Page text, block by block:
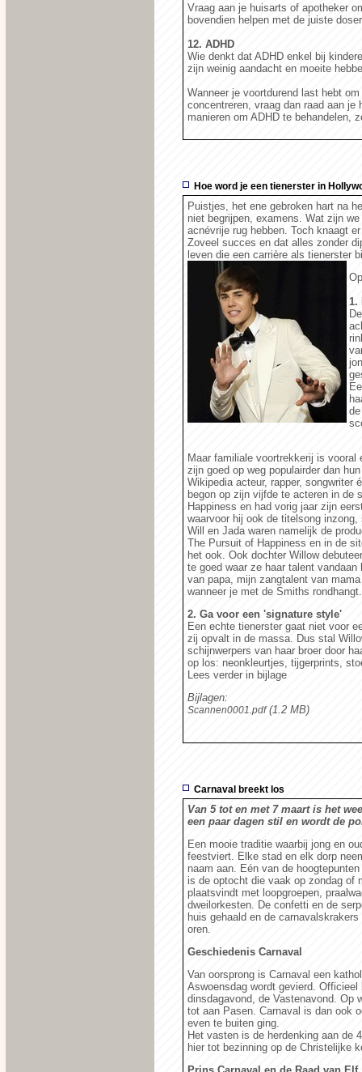
Vraag aan je huisarts of apotheker
bovendien helpen met de juiste
12. ADHD
Wie denkt dat ADHD enkel bij
zijn weinig aandacht en moeite
Wanneer je voortdurend last hebt
concentreren, vraag dan raad aan
manieren om ADHD te behandelen,
Hoe word je een tienerster in
Puistjes, het ene gebroken hart na
niet begrijpen, examens. Wat zijn
acnévrije rug hebben. Toch knaagt
Zoveel succes en dat alles zonder
leven die een carrière als tienerster
1.
Maar familiale voortrekkerij is
zijn goed op weg populairder dan
Wikipedia acteur, rapper, songwriter
begon op zijn vijfde te acteren in de
Happiness en had vorig jaar zijn
waarvoor hij ook de titelsong
Will en Jada waren namelijk de
The Pursuit of Happiness en in de
het ook. Ook dochter Willow
te goed waar ze haar talent
van papa, mijn zangtalent van
wanneer je met de Smiths
2. Ga voor een 'signature style'
Een echte tienerster gaat niet voor
zij opvalt in de massa. Dus stal
schijnwerpers van haar broer door
op los: neonkleurtjes, tijgerprints,
Lees verder in bijlage
Bijlagen:
Scannen0001.pdf(1.2 MB)
Carnaval breekt los
Van 5 tot en met 7 maart is het
een paar dagen stil en wordt de
Een mooie traditie waarbij jong en
feestviert. Elke stad en elk dorp
naam aan. Eén van de
is de optocht die vaak op zondag of
plaatsvindt met loopgroepen,
dweilorkesten. De confetti en de
huis gehaald en de
oren.
Geschiedenis Carnaval
Van oorsprong is Carnaval een
Aswoensdag wordt gevierd.
dinsdagavond, de Vastenavond. Op
tot aan Pasen. Carnaval is dan ook
even te buiten ging.
Het vasten is de herdenking aan de
hier tot bezinning op de Christelijke